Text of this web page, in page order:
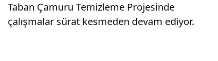
Taban Çamuru Temizleme Projesinde
çalışmalar sürat kesmeden devam ediyor.